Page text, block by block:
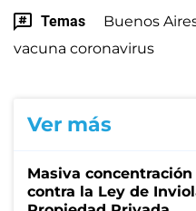
Temas Buenos
vacuna coronavirus
Ver más
Masiva
contra la Ley de